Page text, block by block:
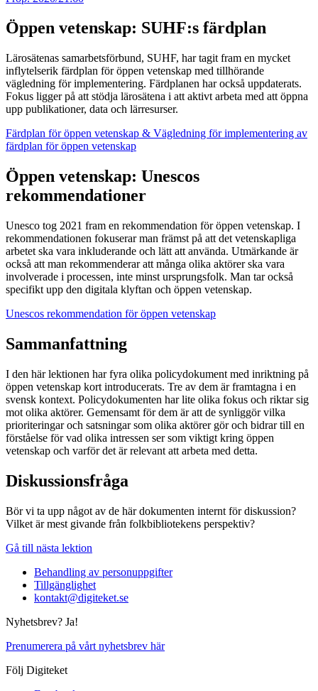
Öppen vetenskap: SUHF:s färdplan
Lärosätenas samarbetsförbund, SUHF, har tagit fram en mycket
inflytelserik färdplan för öppen vetenskap med tillhörande
vägledning för implementering. Färdplanen har också uppdaterats.
Fokus ligger på att stödja lärosätena i att aktivt arbeta med att öppna
upp publikationer, data och lärresurser.
Färdplan för öppen vetenskap & Vägledning för implementering av
färdplan för öppen vetenskap
Öppen vetenskap: Unescos
rekommendationer
Unesco tog 2021 fram en rekommendation för öppen vetenskap. I
rekommendationen fokuserar man främst på att det vetenskapliga
arbetet ska vara inkluderande och lätt att använda. Utmärkande är
också att man rekommenderar att många olika aktörer ska vara
involverade i processen, inte minst ursprungsfolk. Man tar också
specifikt upp den digitala klyftan och öppen vetenskap.
Unescos rekommendation för öppen vetenskap
Sammanfattning
I den här lektionen har fyra olika policydokument med inriktning på
öppen vetenskap kort introducerats. Tre av dem är framtagna i en
svensk kontext. Policydokumenten har lite olika fokus och riktar sig
mot olika aktörer. Gemensamt för dem är att de synliggör vilka
prioriteringar och satsningar som olika aktörer gör och bidrar till en
förståelse för vad olika intressen ser som viktigt kring öppen
vetenskap och varför det är relevant att arbeta med detta.
Diskussionsfråga
Bör vi ta upp något av de här dokumenten internt för diskussion?
Vilket är mest givande från folkbibliotekens perspektiv?
Gå till nästa lektion
Behandling av personuppgifter
Tillgänglighet
kontakt@digiteket.se
Nyhetsbrev? Ja!
Prenumerera på vårt nyhetsbrev här
Följ Digiteket